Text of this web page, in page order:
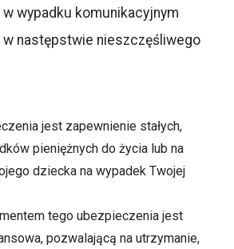
wypadku komunikacyjnym
następstwie nieszczęśliwego
jest zapewnienie stałych,
pieniężnych do życia lub na
dziecka na wypadek Twojej
tego ubezpieczenia jest
pozwalającą na utrzymanie,